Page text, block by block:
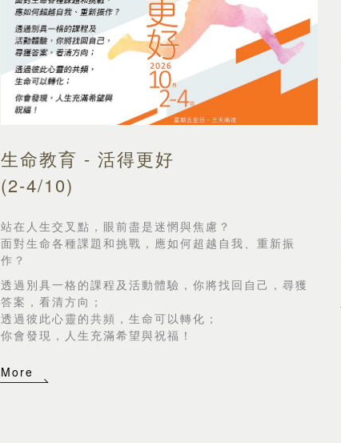
生命教育 - 活得更好
(2-4/10)
站在人生交叉點，眼前盡是迷惘與焦慮？
面對生命各種課題和挑戰，應如何超越自我、重新振
作？
透過別具一格的課程及活動體驗，你將找回自己，尋獲
答案，看清方向；
透過彼此心靈的共頻，生命可以轉化；
你會發現，人生充滿希望與祝福！
More